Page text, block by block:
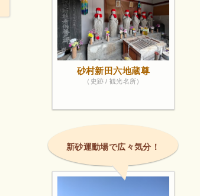
砂村新田六地蔵尊
（史跡 / 観光名所）
新砂運動場で広々気分！